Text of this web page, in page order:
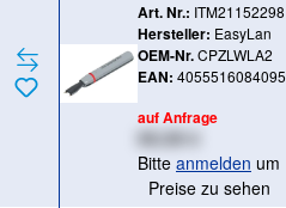
Art. Nr.: ITM21152298
Hersteller: EasyLan
OEM-Nr.CPZLWLA2
EAN: 4055516084095
auf Anfrage
Bitte anmelden um
Preise zu sehen